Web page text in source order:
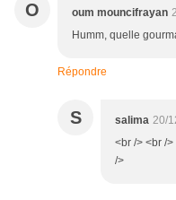
O oum mouncifrayan
Humm, quelle
Répondre
S salima 20/
<br /> <br /
/>